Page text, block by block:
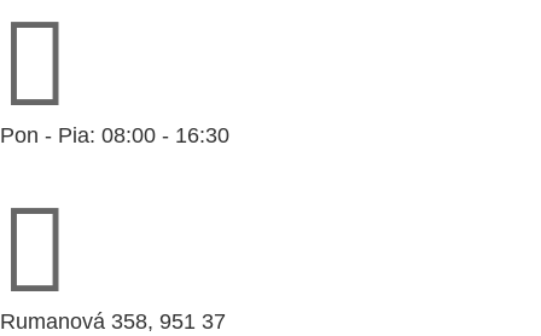

Pon - Pia: 08:00 - 16:30

Rumanová 358, 951 37